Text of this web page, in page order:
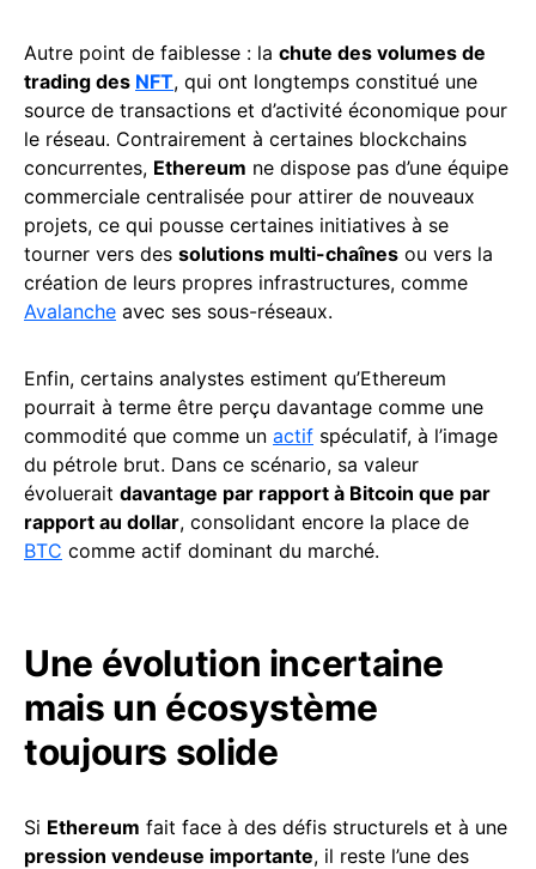
Autre point de faiblesse : la chute des volumes de
trading des NFT, qui ont longtemps constitué une
source de transactions et d’activité économique pour
le réseau. Contrairement à certaines blockchains
concurrentes, Ethereum ne dispose pas d’une équipe
commerciale centralisée pour attirer de nouveaux
projets, ce qui pousse certaines initiatives à se
tourner vers des solutions multi-chaînes ou vers la
création de leurs propres infrastructures, comme
Avalanche avec ses sous-réseaux.
Enfin, certains analystes estiment qu’Ethereum
pourrait à terme être perçu davantage comme une
commodité que comme un actif spéculatif, à l’image
du pétrole brut. Dans ce scénario, sa valeur
évoluerait davantage par rapport à Bitcoin que par
rapport au dollar, consolidant encore la place de
BTC comme actif dominant du marché.
Une évolution incertaine
mais un écosystème
toujours solide
Si Ethereum fait face à des défis structurels et à une
pression vendeuse importante, il reste l’une des